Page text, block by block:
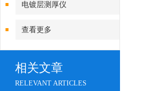
电镀层测厚仪
查看更多
相关文章
RELEVANT ARTICLES